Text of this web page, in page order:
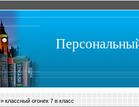
» классный огонек 7 в класс